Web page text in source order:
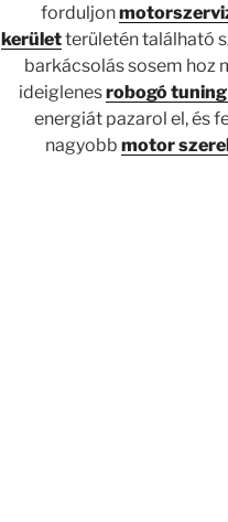
forduljon
kerületterületén található
barkácsolás sosem hoz
ideiglenesrobogó
energiát pazarol el, és
nagyobbmotor